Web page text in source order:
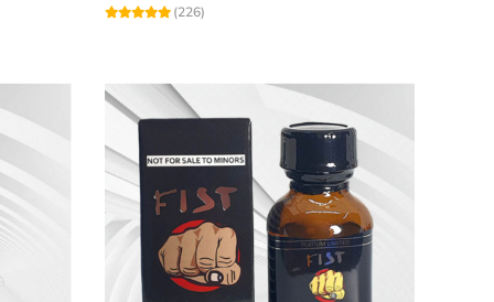
chính hãng Mỹ trên thị trường nội địa.
kết cung cấpcác sản phẩm chính hãng
(226)